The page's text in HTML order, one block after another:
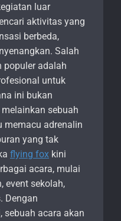
luar
aktivitas yang
berbeda,
Salah
populer adalah
untuk
ini bukan
sebuah
memacu adrenalin
yang tak
flying fox kini
acara, mulai
event sekolah,
Dengan
sebuah acara akan